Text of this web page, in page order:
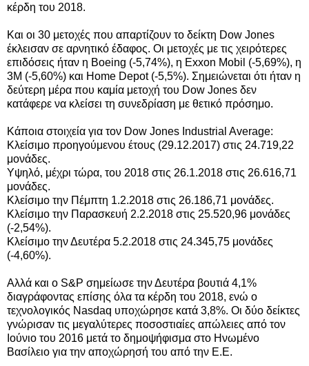
κέρδη του 2018.
Και οι 30 μετοχές που απαρτίζουν το δείκτη Dow Jones
έκλεισαν σε αρνητικό έδαφος. Οι μετοχές με τις χειρότερες
επιδόσεις ήταν η Boeing (-5,74%), η Exxon Mobil (-5,69%), η
3Μ (-5,60%) και Home Depot (-5,5%). Σημειώνεται ότι ήταν η
δεύτερη μέρα που καμία μετοχή του Dow Jones δεν
κατάφερε να κλείσει τη συνεδρίαση με θετικό πρόσημο.
Κάποια στοιχεία για τον Dow Jones Industrial Average:
Κλείσιμο προηγούμενου έτους (29.12.2017) στις 24.719,22
μονάδες.
Υψηλό, μέχρι τώρα, του 2018 στις 26.1.2018 στις 26.616,71
μονάδες.
Κλείσιμο την Πέμπτη 1.2.2018 στις 26.186,71 μονάδες.
Κλείσιμο την Παρασκευή 2.2.2018 στις 25.520,96 μονάδες
(-2,54%).
Κλείσιμο την Δευτέρα 5.2.2018 στις 24.345,75 μονάδες
(-4,60%).
Αλλά και ο S&P σημείωσε την Δευτέρα βουτιά 4,1%
διαγράφοντας επίσης όλα τα κέρδη του 2018, ενώ ο
τεχνολογικός Nasdaq υποχώρησε κατά 3,8%. Οι δύο δείκτες
γνώρισαν τις μεγαλύτερες ποσοστιαίες απώλειες από τον
Ιούνιο του 2016 μετά το δημοψήφισμα στο Ηνωμένο
Βασίλειο για την αποχώρησή του από την Ε.Ε.